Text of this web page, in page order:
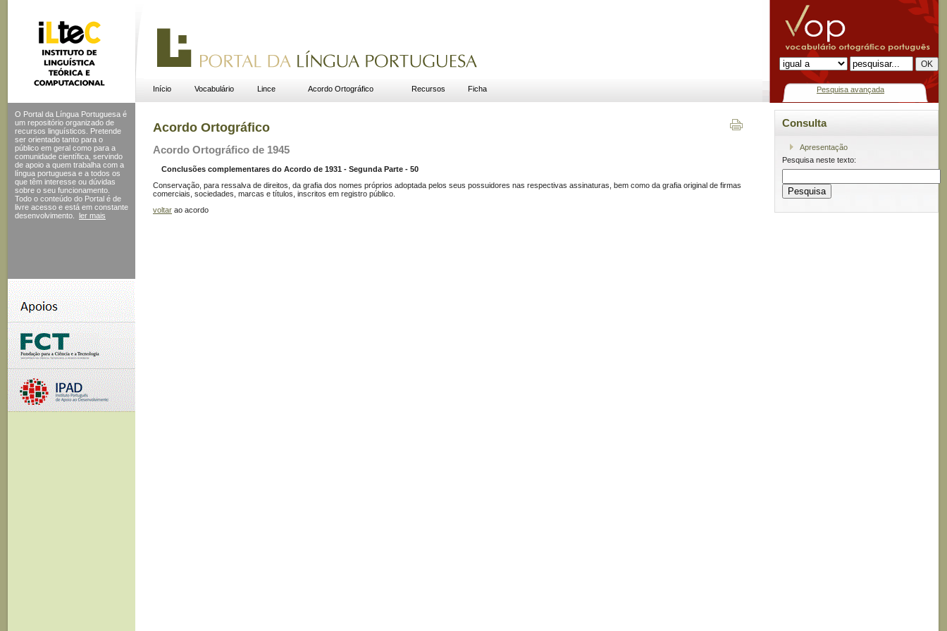
Início Vocabulário Lince Acordo Ortográfico Recursos Ficha Pesquisa avançada
O Portal da Língua Portuguesa é
um repositório organizado de
recursos linguísticos. Pretende
ser orientado tanto para o
público em geral como para a
comunidade científica, servindo
de apoio a quem trabalha com a
língua portuguesa e a todos os
que têm interesse ou dúvidas
sobre o seu funcionamento.
Todo o conteúdo do Portal é de
livre acesso e está em constante
desenvolvimento.
ler mais
Acordo Ortográfico
Acordo Ortográfico de 1945
Conclusões complementares do Acordo de 1931 - Segunda Parte - 50
Conservação, para ressalva de direitos, da grafia dos nomes próprios adoptada pelos seus possuidores nas respectivas assinaturas, bem como da grafia original de firmas
comerciais, sociedades, marcas e títulos, inscritos em registro público.
voltar ao acordo
Consulta
Apresentação
Pesquisa neste texto: